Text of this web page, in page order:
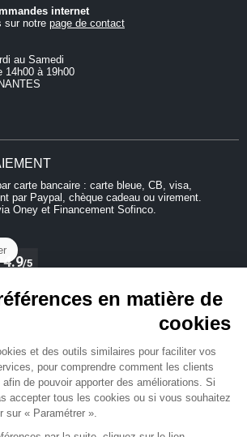
en matière de
cookies
et des outils similaires pour faciliter vos
pour comprendre comment les clients
de pouvoir apporter des améliorations. Si
accepter tous les cookies ou si vous souhaitez
sur « Paramétrer ».
internet
sur notre page de contact
au Samedi
14h00 à 19h00